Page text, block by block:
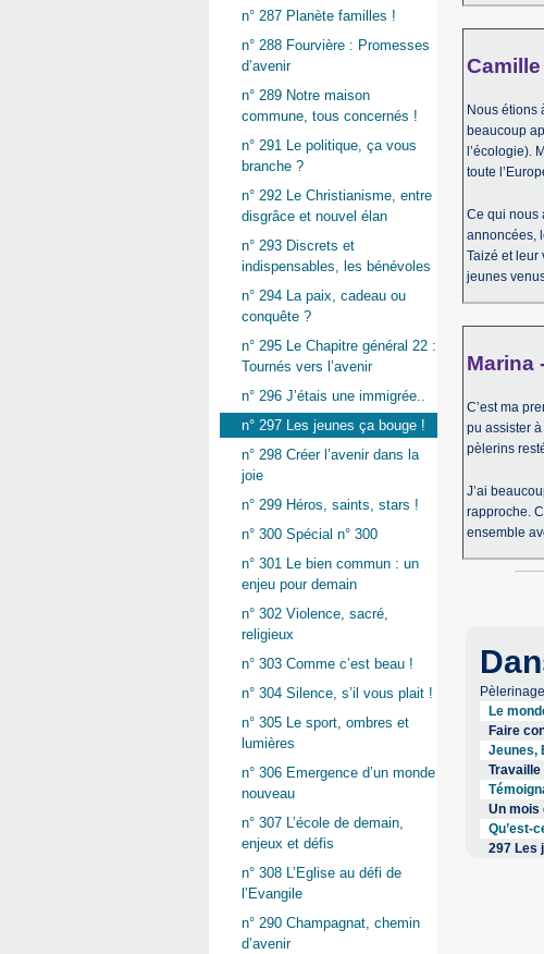
Nous étions
beaucoup
l’écologie).
toute
Ce qui nous
annoncées,
Taizé et leur
jeunes
Marina
C’est ma
pu assister
pèlerins
J’ai
rapproche.
ensemble
Le
Faire
Jeunes,
Un mois
Qu’est-
297 Les
n° 287 Planète familles !
n° 288 Fourvière : Promesses
d’avenir
n° 289 Notre maison
commune, tous concernés !
n° 291 Le politique, ça vous
branche ?
n° 292 Le Christianisme, entre
disgrâce et nouvel élan
n° 293 Discrets et
indispensables, les bénévoles
n° 294 La paix, cadeau ou
conquête ?
n° 295 Le Chapitre général 22 :
Tournés vers l’avenir
n° 296 J’étais une immigrée..
n° 297 Les jeunes ça bouge !
n° 298 Créer l’avenir dans la
joie
n° 299 Héros, saints, stars !
n° 300 Spécial n° 300
n° 301 Le bien commun : un
enjeu pour demain
n° 302 Violence, sacré,
religieux
n° 303 Comme c’est beau !
n° 304 Silence, s’il vous plait !
n° 305 Le sport, ombres et
lumières
n° 306 Emergence d’un monde
nouveau
n° 307 L’école de demain,
enjeux et défis
n° 308 L’Eglise au défi de
l’Evangile
n° 290 Champagnat, chemin
d’avenir